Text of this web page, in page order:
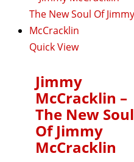
Quick View
Jimmy
McCracklin –
The New Soul
Of Jimmy
McCracklin